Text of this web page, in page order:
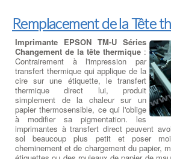
Remplacement de la Tête
Imprimante EPSON TM-U Séries
Changement de la tête thermique :
Contrairement à l'impression par
transfert thermique qui applique de la
cire sur une étiquette, le transfert
thermique direct lui, produit
simplement de la chaleur sur un
papier thermosensible, ce qui l'oblige
à modifier sa pigmentation. les
imprimantes à transfert direct peuvent
sol beaucoup plus petit et poser
cheminement et de chargement du papier,